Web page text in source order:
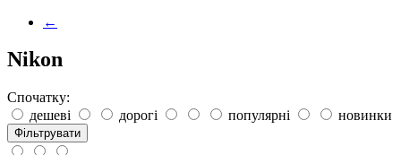
←
Nikon
Спочатку:
дешеві
дорогі популярні новинки
Фільтрувати